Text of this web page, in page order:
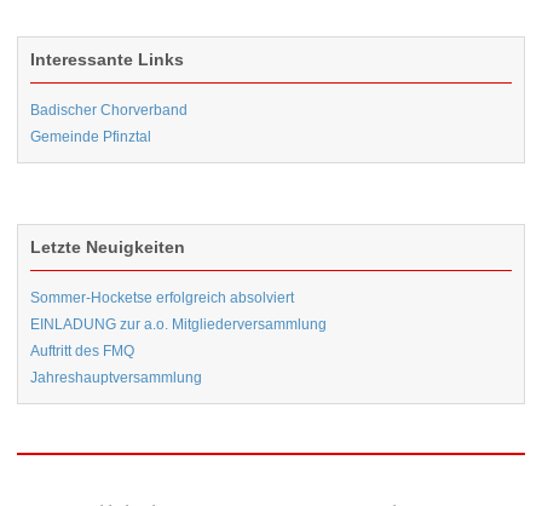
Interessante Links
Badischer Chorverband
Gemeinde Pfinztal
Letzte Neuigkeiten
Sommer-Hocketse erfolgreich absolviert
EINLADUNG zur a.o. Mitgliederversammlung
Auftritt des FMQ
Jahreshauptversammlung